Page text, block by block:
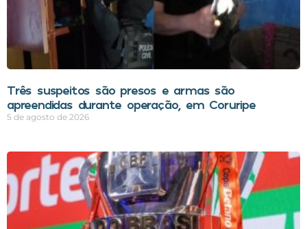
Três suspeitos são presos e armas são
apreendidas durante operação, em Coruripe
5 de agosto de 2026